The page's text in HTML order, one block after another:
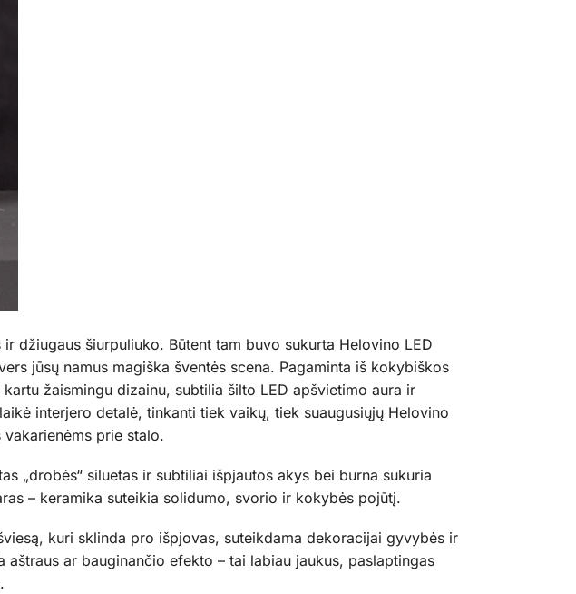
džiugaus šiurpuliuko. Būtent tam buvo sukurta Helovino LED
jūsų namus magiška šventės scena. Pagaminta iš kokybiškos
žaismingu dizainu, subtilia šilto LED apšvietimo aura ir
interjero detalė, tinkanti tiek vaikų, tiek suaugusiųjų Helovino
prie stalo.
„drobės“ siluetas ir subtiliai išpjautos akys bei burna sukuria
– keramika suteikia solidumo, svorio ir kokybės pojūtį.
kuri sklinda pro išpjovas, suteikdama dekoracijai gyvybės ir
ar bauginančio efekto – tai labiau jaukus, paslaptingas